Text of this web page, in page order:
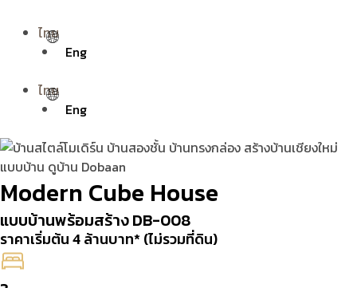
ไทย
Eng
ไทย
Eng
Modern Cube House
แบบบ้านพร้อมสร้าง DB-008
ราคาเริ่มต้น 4 ล้านบาท* (ไม่รวมที่ดิน)